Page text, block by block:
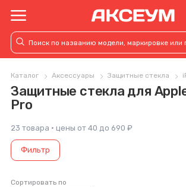
Каталог Аксессуары Защитные стекла
Защитные стекла для
Pro
23 товара · цены от 40 до 690 ₽
Фильтр
Сортировать по